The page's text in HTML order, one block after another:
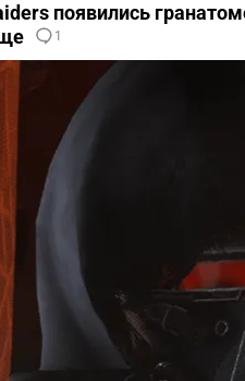
появились
1